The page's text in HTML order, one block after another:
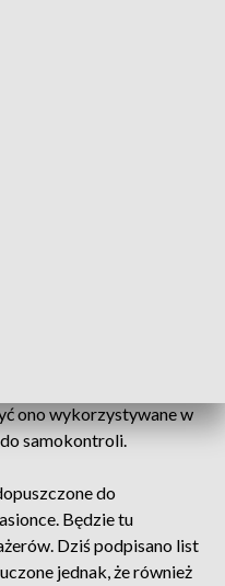
ono wykorzystywane w
samokontroli.
do
Będzie tu
Dziś podpisano list
jednak, że również